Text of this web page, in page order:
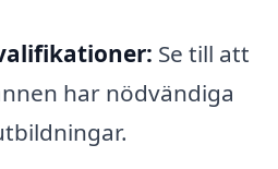
Se till att
har nödvändiga